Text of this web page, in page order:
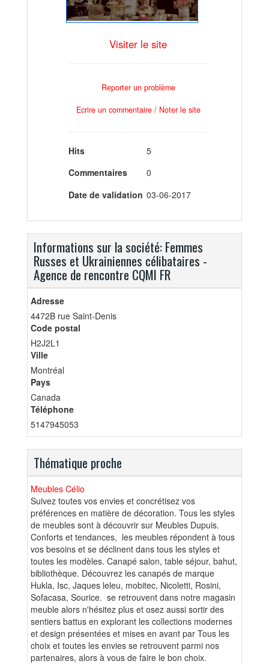
Visiter le site
Reporter un problème
Ecrire un commentaire / Noter le site
Hits
5
Commentaires
0
Date de validation 03-06-2017
Informations sur la société: Femmes
Russes et Ukrainiennes célibataires -
Agence de rencontre CQMI FR
Adresse
4472B rue Saint-Denis
Code postal
H2J2L1
Ville
Montréal
Pays
Canada
Téléphone
5147945053
Thématique proche
Meubles Célio
Suivez toutes vos envies et concrétisez vos
préférences en matière de décoration. Tous les styles
de meubles sont à découvrir sur Meubles Dupuis.
Conforts et tendances, les meubles répondent à tous
vos besoins et se déclinent dans tous les styles et
toutes les modèles. Canapé salon, table séjour, bahut,
bibliothèque. Découvrez les canapés de marque
Hukla, Isc, Jaques leleu, mobitec, Nicoletti, Rosini,
Sofacasa, Sourice. se retrouvent dans notre magasin
meuble alors n'hésitez plus et osez aussi sortir des
sentiers battus en explorant les collections modernes
et design présentées et mises en avant par Tous les
choix et toutes les envies se retrouvent parmi nos
partenaires, alors à vous de faire le bon choix.